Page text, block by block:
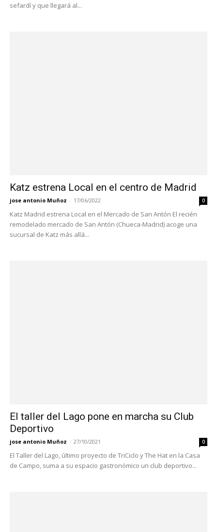
sefardí y que llegará al...
Katz estrena Local en el centro de Madrid
jose antonio Muñoz - 17/06/2022 0
Katz Madrid estrena Local en el Mercado de San Antón El recién
remodelado mercado de San Antón (Chueca-Madrid) acoge una
sucursal de Katz más allá...
El taller del Lago pone en marcha su Club
Deportivo
jose antonio Muñoz - 27/10/2021 0
El Taller del Lago, último proyecto de TriCiclo y The Hat en la Casa
de Campo, suma a su espacio gastronómico un club deportivo...